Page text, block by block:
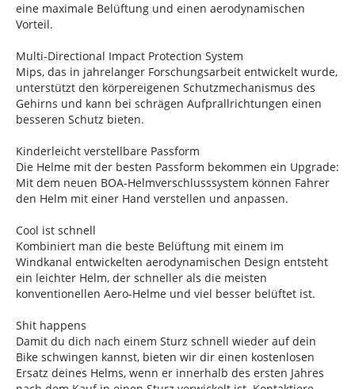
eine maximale Belüftung und einen aerodynamischen
Vorteil.
Multi-Directional Impact Protection System
Mips, das in jahrelanger Forschungsarbeit entwickelt wurde,
unterstützt den körpereigenen Schutzmechanismus des
Gehirns und kann bei schrägen Aufprallrichtungen einen
besseren Schutz bieten.
Kinderleicht verstellbare Passform
Die Helme mit der besten Passform bekommen ein Upgrade:
Mit dem neuen BOA-Helmverschlusssystem können Fahrer
den Helm mit einer Hand verstellen und anpassen.
Cool ist schnell
Kombiniert man die beste Belüftung mit einem im
Windkanal entwickelten aerodynamischen Design entsteht
ein leichter Helm, der schneller als die meisten
konventionellen Aero-Helme und viel besser belüftet ist.
Shit happens
Damit du dich nach einem Sturz schnell wieder auf dein
Bike schwingen kannst, bieten wir dir einen kostenlosen
Ersatz deines Helms, wenn er innerhalb des ersten Jahres